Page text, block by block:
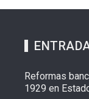
Reformas
1929 en